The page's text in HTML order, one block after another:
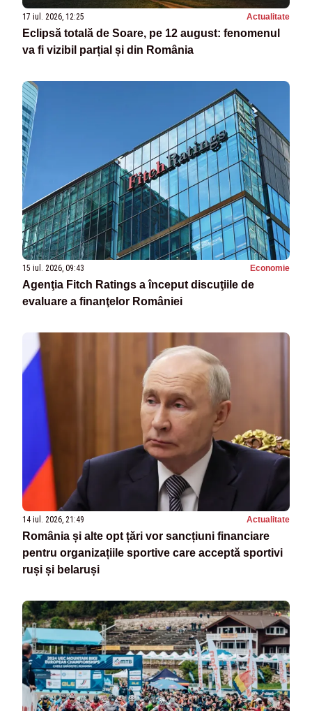
17 iul. 2026, 12:25 Actualitate
Eclipsă totală de Soare, pe 12 august: fenomenul
va fi vizibil parțial și din România
15 iul. 2026, 09:43 Economie
Agenţia Fitch Ratings a început discuţiile de
evaluare a finanţelor României
14 iul. 2026, 21:49 Actualitate
România și alte opt țări vor sancțiuni financiare
pentru organizațiile sportive care acceptă sportivi
ruși și belaruși